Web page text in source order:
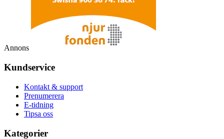
Annons
Kundservice
Kontakt & support
Prenumerera
E-tidning
Tipsa oss
Kategorier